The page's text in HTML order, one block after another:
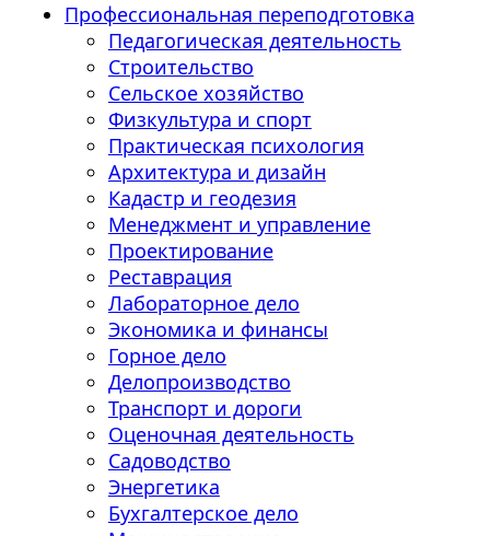
Профессиональная переподготовка
Педагогическая деятельность
Строительство
Сельское хозяйство
Физкультура и спорт
Практическая психология
Архитектура и дизайн
Кадастр и геодезия
Менеджмент и управление
Проектирование
Реставрация
Лабораторное дело
Экономика и финансы
Горное дело
Делопроизводство
Транспорт и дороги
Оценочная деятельность
Садоводство
Энергетика
Бухгалтерское дело